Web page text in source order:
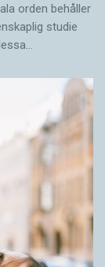
orden behåller
studie